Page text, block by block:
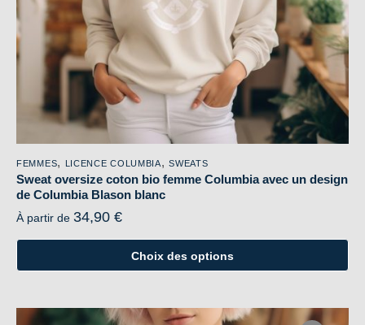
page
du
produit
FEMMES, LICENCE COLUMBIA,SWEATS
Sweat oversize coton bio femme Columbia avec un design
de Columbia Blason blanc
À partir de 34,90 €
Choix des options